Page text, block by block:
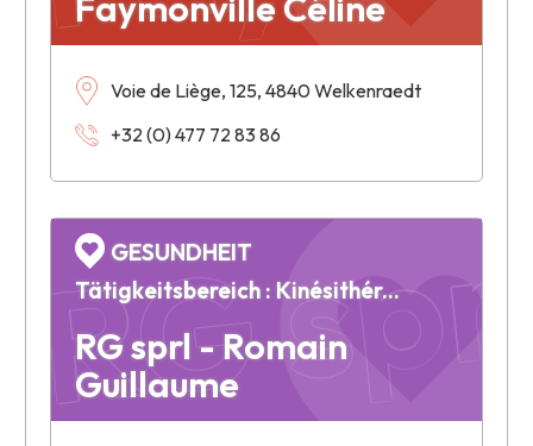
Voie de Liège, 125, 4840 Welkenraedt
+32 (0) 477 72 83 86
RG
RG sprl - Romain
Guillaume
GESUNDHEIT
Tätigkeitsbereich : Kinésithérapie